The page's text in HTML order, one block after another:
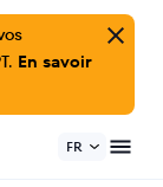
En savoir
FR